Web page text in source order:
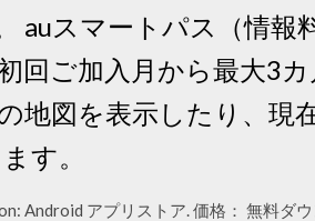
auスマートパス（情報
回ご加入月から最大3
地図を表示したり、現
す。
Android アプリストア. 価格： 無料ダ